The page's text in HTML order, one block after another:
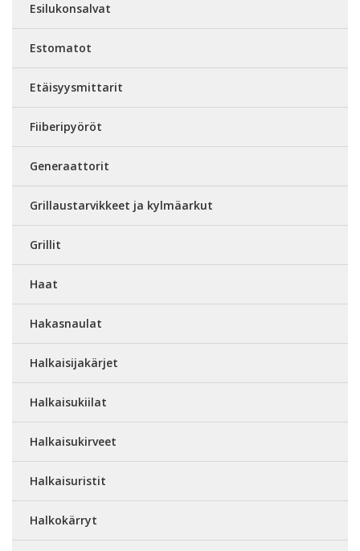
Esilukonsalvat
Estomatot
Etäisyysmittarit
Fiiberipyöröt
Generaattorit
Grillaustarvikkeet ja kylmäarkut
Grillit
Haat
Hakasnaulat
Halkaisijakärjet
Halkaisukiilat
Halkaisukirveet
Halkaisuristit
Halkokärryt